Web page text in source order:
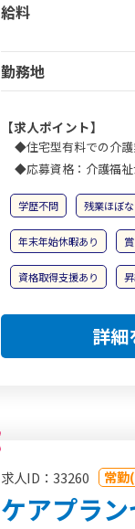
給料
勤務地
【求人ポイント】
◆住宅型有料での介
◆応募資格：介護福
学歴不問 残業ほぼ
年末年始休暇あり
資格取得支援あり
詳細
求人ID：33260 常勤
ケアプラ